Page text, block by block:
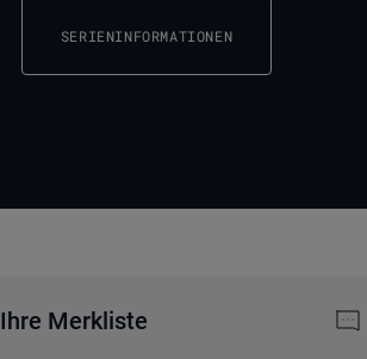
SERIENINFORMATIONEN
Ihre Merkliste